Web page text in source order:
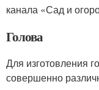
канала «Сад и
Голова
Для изготовления
совершенно